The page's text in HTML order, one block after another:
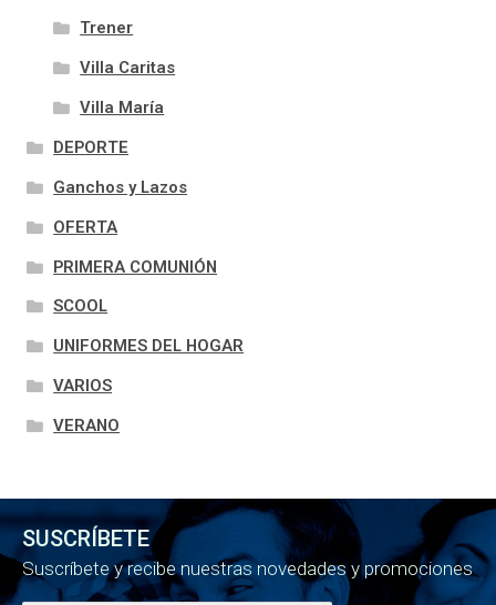
Trener
Villa Caritas
Villa María
DEPORTE
Ganchos y Lazos
OFERTA
PRIMERA COMUNIÓN
SCOOL
UNIFORMES DEL HOGAR
VARIOS
VERANO
SUSCRÍBETE
Suscríbete y recibe nuestras novedades y promociones